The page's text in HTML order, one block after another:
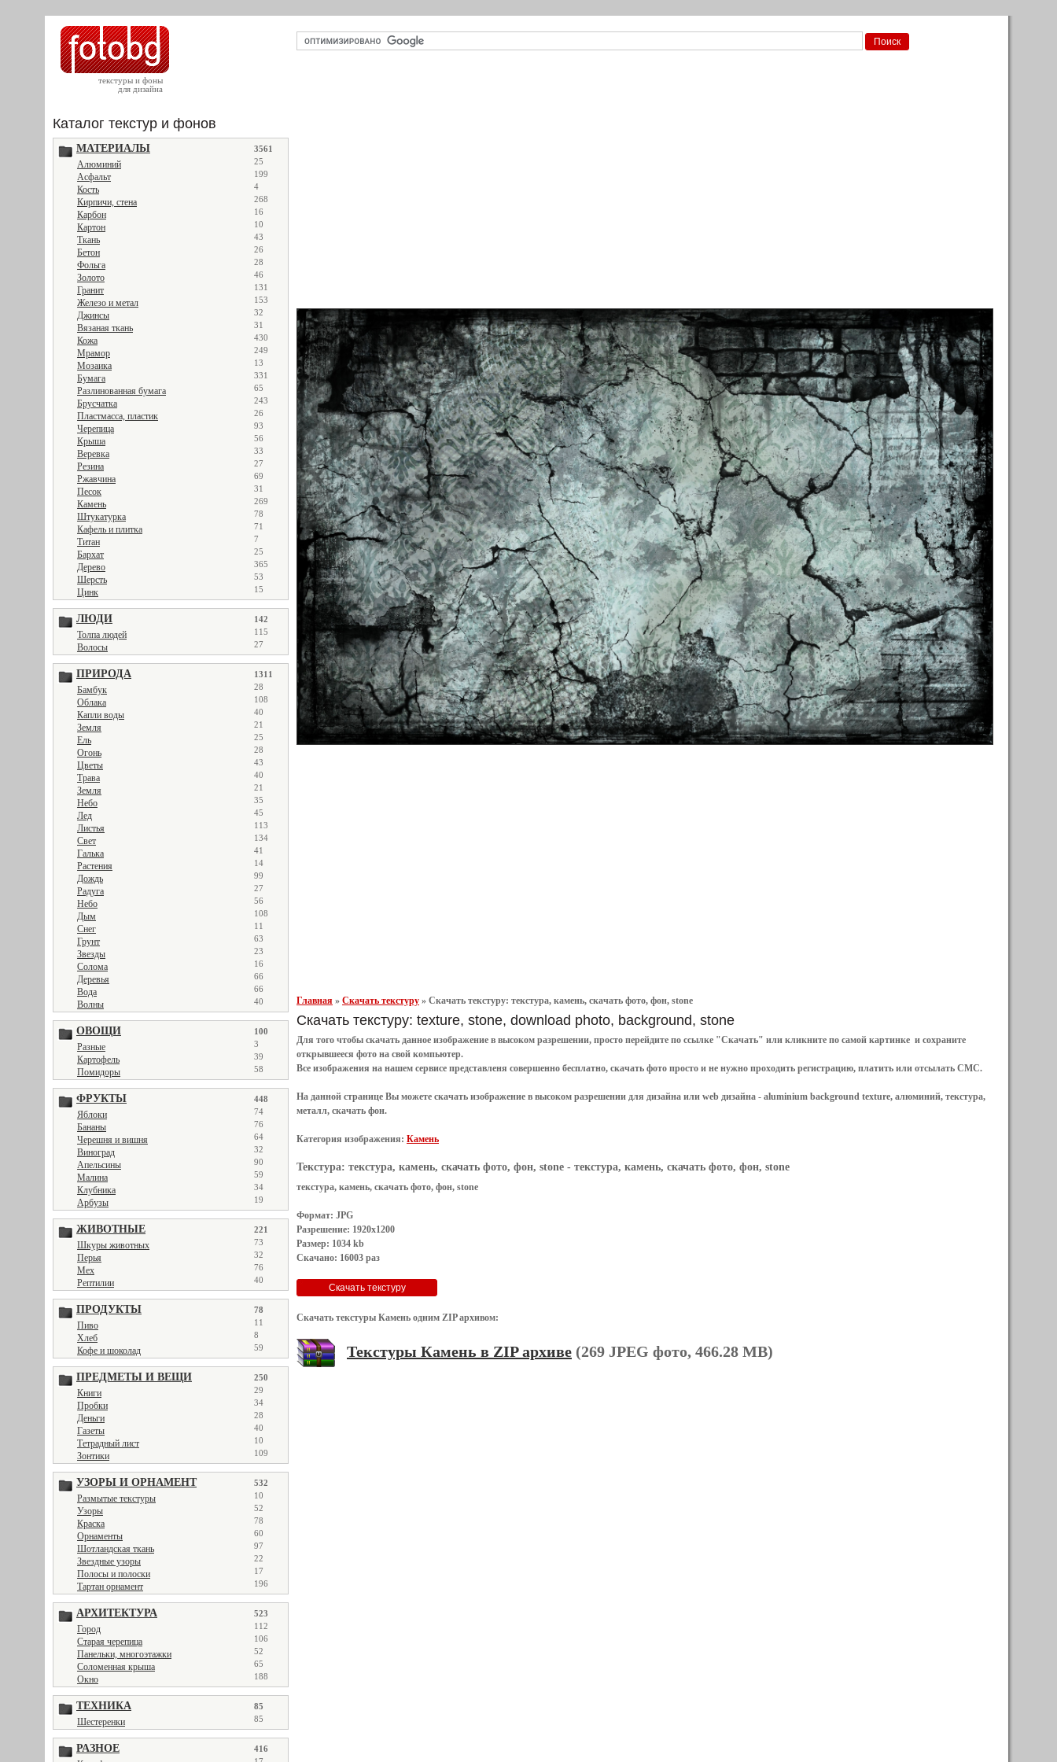
текстуры и фоны
для дизайна
Каталог текстур и фонов
МАТЕРИАЛЫ 3561
Алюминий 25
Асфальт 199
Кость 4
Кирпичи, стена 268
Карбон 16
Картон 10
Ткань 43
Бетон 26
Фольга 28
Золото 46
Гранит 131
Железо и метал 153
Джинсы 32
Вязаная ткань 31
Кожа 430
Мрамор 249
Мозаика 13
Бумага 331
Разлинованная бумага 65
Брусчатка 243
Пластмасса, пластик 26
Черепица 93
Крыша 56
Веревка 33
Резина 27
Ржавчина 69
Песок 31
Камень 269
Штукатурка 78
Кафель и плитка 71
Титан 7
Бархат 25
Дерево 365
Шерсть 53
Цинк 15
ЛЮДИ 142
Толпа людей 115
Волосы 27
ПРИРОДА 1311
Бамбук 28
Облака 108
Капли воды 40
Земля 21
Ель 25
Огонь 28
Цветы 43
Трава 40
Земля 21
Небо 35
Лед 45
Листья 113
Свет 134
Галька 41
Растения 14
Дождь 99
Радуга 27
Небо 56
Дым 108
Снег 11
Грунт 63
Звезды 23
Солома 16
Деревья 66
Вода 66
Волны 40
ОВОЩИ 100
Разные 3
Картофель 39
Помидоры 58
ФРУКТЫ 448
Яблоки 74
Бананы 76
Черешня и вишня 64
Виноград 32
Апельсины 90
Малина 59
Клубника 34
Арбузы 19
ЖИВОТНЫЕ 221
Шкуры животных 73
Перья 32
Мех 76
Рептилии 40
ПРОДУКТЫ 78
Пиво 11
Хлеб 8
Кофе и шоколад 59
ПРЕДМЕТЫ И ВЕЩИ 250
Книги 29
Пробки 34
Деньги 28
Газеты 40
Тетрадный лист 10
Зонтики 109
УЗОРЫ И ОРНАМЕНТ 532
Размытые текстуры 10
Узоры 52
Краска 78
Орнаменты 60
Шотландская ткань 97
Звездные узоры 22
Полосы и полоски 17
Тартан орнамент 196
АРХИТЕКТУРА 523
Город 112
Старая черепица 106
Панельки, многоэтажки 52
Соломенная крыша 65
Окно 188
ТЕХНИКА 85
Шестеренки 85
РАЗНОЕ 416
Главная » Скачать текстуру » Скачать текстуру: текстура, камень, скачать фото, фон, stone
Скачать текстуру: texture, stone, download photo, background, stone
Для того чтобы скачать данное изображение в высоком разрешении, просто перейдите по ссылке "Скачать" или кликните по самой картинке и сохраните
открывшееся фото на свой компьютер.
Все изображения на нашем сервисе представленя совершенно бесплатно, скачать фото просто и не нужно проходить регистрацию, платить или отсылать СМС.
На данной странице Вы можете скачать изображение в высоком разрешении для дизайна или web дизайна - aluminium background texture, алюминий, текстура,
металл, скачать фон.
Категория изображения: Камень
Текстура: текстура, камень, скачать фото, фон, stone - текстура, камень, скачать фото, фон, stone
текстура, камень, скачать фото, фон, stone
Формат: JPG
Разрешение: 1920x1200
Размер: 1034 kb
Скачано: 16003 раз
Скачать текстуры Камень одним ZIP архивом:
Текстуры Камень в ZIP архиве (269 JPEG фото, 466.28 MB)